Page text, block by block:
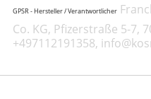
GPSR - Hersteller / Verantwortlicher
Co. KG, Pfizerstraße 5-7,
+497112191358,